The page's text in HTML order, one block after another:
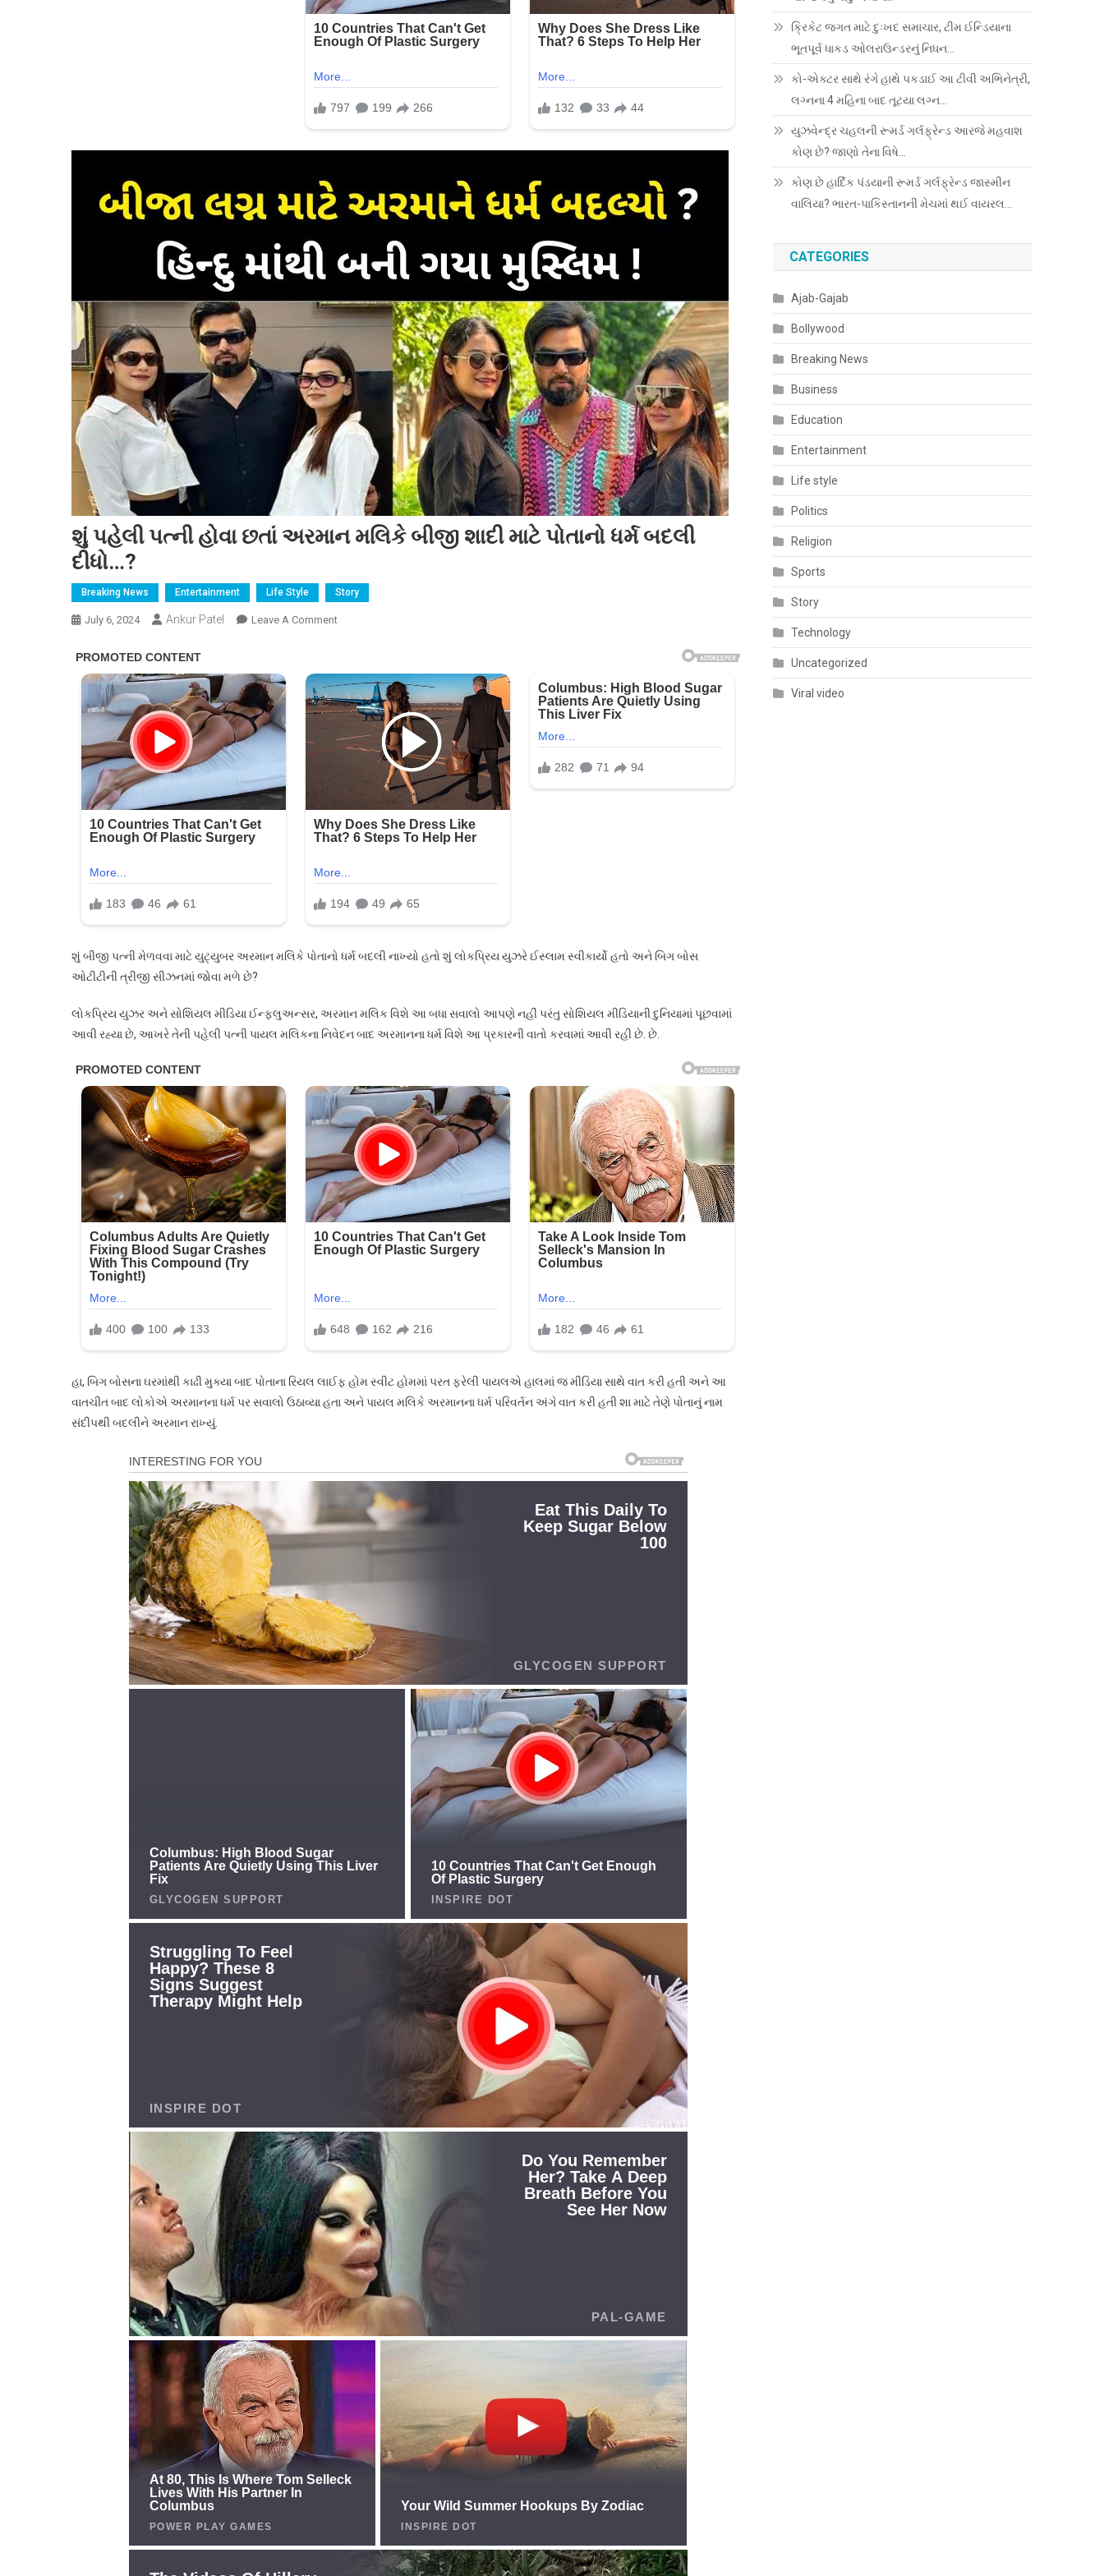
શું પહેલી પત્ની હોવા છતાં અરમાન મલિકે બીજી શાદી માટે પોતાનો ધર્મ બદલી
દીધો…?
Breaking News Entertainment Life Style Story
July 6, 2024 Ankur Patel Leave A CommentOn
પત્ની
હોવા
છતાં
મલિકે
માટે
પોતાનો
ધર્મ
દીધો…?
શું બીજી પત્ની મેળવવા માટે યુટ્યુબર અરમાન મલિકે પોતાનો ધર્મ બદલી નાખ્યો હતો શું લોકપ્રિય યુઝરે ઈસ્લામ સ્વીકાર્યો હતો અને બિગ બોસ
ઓટીટીની ત્રીજી સીઝનમાં જોવા મળે છે?
લોકપ્રિય યુઝર અને સોશિયલ મીડિયા ઈન્ફ્લુઅન્સર, અરમાન મલિક વિશે આ બધા સવાલો આપણે નહીં પરંતુ સોશિયલ મીડિયાની દુનિયામાં પૂછવામાં
આવી રહ્યા છે, આખરે તેની પહેલી પત્ની પાયલ મલિકના નિવેદન બાદ અરમાનના ધર્મ વિશે આ પ્રકારની વાતો કરવામાં આવી રહી છે. છે.
હા, બિગ બોસના ઘરમાંથી કાઢી મુક્યા બાદ પોતાના રિયલ લાઈફ હોમ સ્વીટ હોમમાં પરત ફરેલી પાયલએ હાલમાં જ મીડિયા સાથે વાત કરી હતી અને આ
વાતચીત બાદ લોકોએ અરમાનના ધર્મ પર સવાલો ઉઠાવ્યા હતા અને પાયલ મલિકે અરમાનના ધર્મ પરિવર્તન અંગે વાત કરી હતી શા માટે તેણે પોતાનું નામ
સંદીપથી બદલીને અરમાન રાખ્યું.
ક્રિકેટ જગત માટે દુઃખદ સમાચાર, ટીમ ઈન્ડિયાના
ભૂતપૂર્વ ધાકડ ઓલરાઉન્ડરનું નિધન…
કો-એક્ટર સાથે રંગે હાથે પકડાઈ આ ટીવી અભિનેત્રી,
લગ્નના 4 મહિના બાદ તૂટયા લગ્ન…
યુઝવેન્દ્ર ચહલની રૂમર્ડ ગર્લફ્રેન્ડ આરજે મહવાશ
કોણ છે? જાણો તેના વિષે…
કોણ છે હાર્દિક પંડયાની રૂમર્ડ ગર્લફ્રેન્ડ જાસ્મીન
વાલિયા? ભારત-પાકિસ્તાનની મેચમાં થઈ વાયરલ…
CATEGORIES
Ajab-Gajab
Bollywood
Breaking News
Business
Education
Entertainment
Life style
Politics
Religion
Sports
Story
Technology
Uncategorized
Viral video